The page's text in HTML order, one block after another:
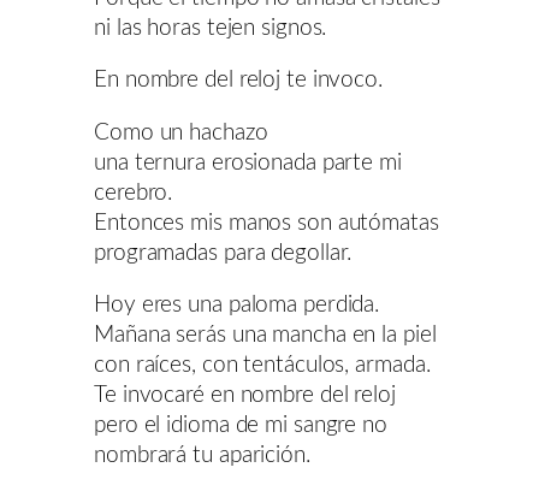
ni las horas tejen signos.
En nombre del reloj te invoco.
Como un hachazo
una ternura erosionada parte mi
cerebro.
Entonces mis manos son autómatas
programadas para degollar.
Hoy eres una paloma perdida.
Mañana serás una mancha en la piel
con raíces, con tentáculos, armada.
Te invocaré en nombre del reloj
pero el idioma de mi sangre no
nombrará tu aparición.